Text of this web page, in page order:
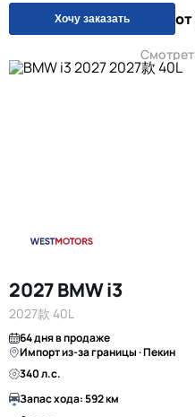
Хочу заказать от
2027 BMW i3
2027款 40L
64 дня в продаже
Импорт из-за границы · Пекин
340 л.с.
Запас хода: 592 км